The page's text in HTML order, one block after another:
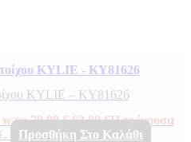
KYLIE – KY81626
70,00 €.63,00€Η τρέχουσα
Προσθήκη Στο Καλάθι